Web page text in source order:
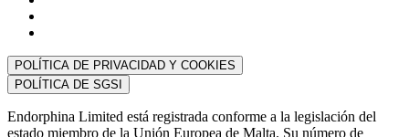
POLÍTICA DE PRIVACIDAD Y COOKIES
POLÍTICA DE SGSI
Endorphina Limited está registrada conforme a la legislación del
estado miembro de la Unión Europea de Malta. Su número de